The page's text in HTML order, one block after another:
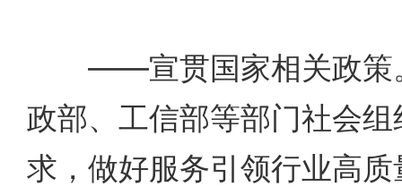
——宣贯国家相关政策
政部、工信部等部门社会
求，做好服务引领行业高